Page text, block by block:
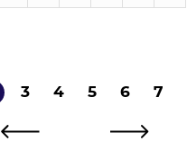
3 4 5 6 7